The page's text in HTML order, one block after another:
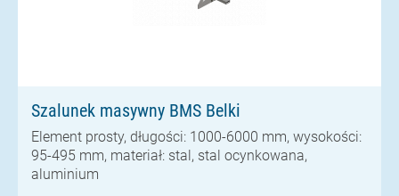
Szalunek masywny BMS Belki
Element prosty, długości: 1000-6000 mm, wysokości:
95-495 mm, materiał: stal, stal ocynkowana,
aluminium